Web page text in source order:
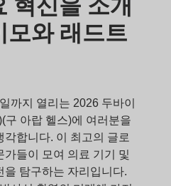
모와 래드트
까지 열리는 2026 두바이
구 아랍 헬스)에 여러분을
합니다. 이 최고의 글로
가들이 모여 의료 기기 및
을 탐구하는 자리입니다.